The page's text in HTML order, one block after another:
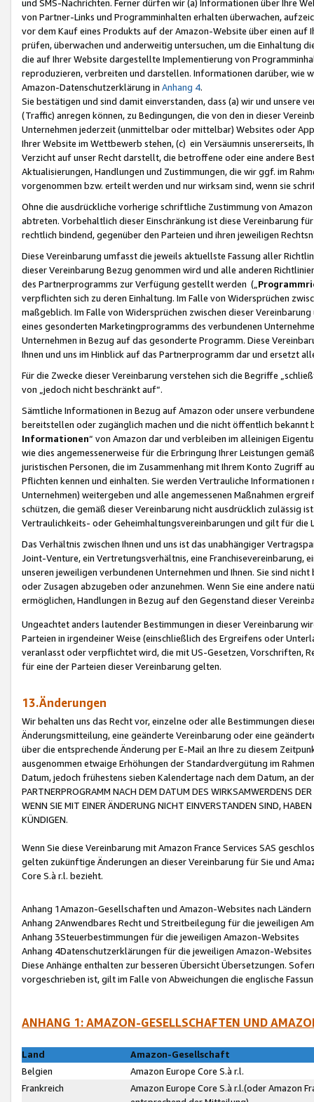
und SMS-Nachrichten. Ferner dürfen wir (a) Informationen über Ihre
von Partner-Links und Programminhalten erhalten überwachen,
vor dem Kauf eines Produkts auf der Amazon-Website über einen
prüfen, überwachen und anderweitig untersuchen, um die Einhaltung
die auf Ihrer Website dargestellte Implementierung von
reproduzieren, verbreiten und darstellen. Informationen darüber, wie
Amazon-Datenschutzerklärung in Anhang 4.
Sie bestätigen und sind damit einverstanden, dass (a) wir und
(Traffic) anregen können, zu Bedingungen, die von den in dieser
Unternehmen jederzeit (unmittelbar oder mittelbar) Websites oder
Ihrer Website im Wettbewerb stehen, (c) ein Versäumnis unsererseits,
Verzicht auf unser Recht darstellt, die betroffene oder eine andere
Aktualisierungen, Handlungen und Zustimmungen, die wir ggf. im
vorgenommen bzw. erteilt werden und nur wirksam sind, wenn sie
Ohne die ausdrückliche vorherige schriftliche Zustimmung von
abtreten. Vorbehaltlich dieser Einschränkung ist diese Vereinbarung
rechtlich bindend, gegenüber den Parteien und ihren jeweiligen
Diese Vereinbarung umfasst die jeweils aktuellste Fassung aller
dieser Vereinbarung Bezug genommen wird und alle anderen
des Partnerprogramms zur Verfügung gestellt werden („
verpflichten sich zu deren Einhaltung. Im Falle von Widersprüchen
maßgeblich. Im Falle von Widersprüchen zwischen dieser
eines gesonderten Marketingprogramms des verbundenen
Unternehmen in Bezug auf das gesonderte Programm. Diese
Ihnen und uns im Hinblick auf das Partnerprogramm dar und ersetzt
Für die Zwecke dieser Vereinbarung verstehen sich die Begriffe
von „jedoch nicht beschränkt auf“.
Sämtliche Informationen in Bezug auf Amazon oder unsere
bereitstellen oder zugänglich machen und die nicht öffentlich
Informationen“ von Amazon dar und verbleiben im alleinigen
wie dies angemessenerweise für die Erbringung Ihrer Leistungen
juristischen Personen, die im Zusammenhang mit Ihrem Konto
Pflichten kennen und einhalten. Sie werden Vertrauliche
Unternehmen) weitergeben und alle angemessenen Maßnahmen
schützen, die gemäß dieser Vereinbarung nicht ausdrücklich zulässig
Vertraulichkeits- oder Geheimhaltungsvereinbarungen und gilt für die
Das Verhältnis zwischen Ihnen und uns ist das unabhängiger
Joint-Venture, ein Vertretungsverhältnis, eine Franchisevereinbarung,
unseren jeweiligen verbundenen Unternehmen und Ihnen. Sie sind
oder Zusagen abzugeben oder anzunehmen. Wenn Sie eine andere
ermöglichen, Handlungen in Bezug auf den Gegenstand dieser
Ungeachtet anders lautender Bestimmungen in dieser Vereinbarung
Parteien in irgendeiner Weise (einschließlich des Ergreifens oder
veranlasst oder verpflichtet wird, die mit US-Gesetzen, Vorschriften,
für eine der Parteien dieser Vereinbarung gelten.
13.Änderungen
Wir behalten uns das Recht vor, einzelne oder alle Bestimmungen
Änderungsmitteilung, eine geänderte Vereinbarung oder eine
über die entsprechende Änderung per E-Mail an Ihre zu diesem
ausgenommen etwaige Erhöhungen der Standardvergütung im
Datum, jedoch frühestens sieben Kalendertage nach dem Datum, an
PARTNERPROGRAMM NACH DEM DATUM DES WIRKSAMWERDENS
WENN SIE MIT EINER ÄNDERUNG NICHT EINVERSTANDEN SIND,
KÜNDIGEN.
Wenn Sie diese Vereinbarung mit Amazon France Services SAS
gelten zukünftige Änderungen an dieser Vereinbarung für Sie und
Core S.à r.l. bezieht.
Anhang 1Amazon-Gesellschaften und Amazon-Websites nach Ländern
Anhang 2Anwendbares Recht und Streitbeilegung für die jeweiligen
Anhang 3Steuerbestimmungen für die jeweiligen Amazon-Websites
Anhang 4Datenschutzerklärungen für die jeweiligen Amazon-Websites
Diese Anhänge enthalten zur besseren Übersicht Übersetzungen.
vorgeschrieben ist, gilt im Falle von Abweichungen die englische
ANHANG 1: AMAZON-GESELLSCHAFTEN UND
Land
Amazon-Gesellschaft
Belgien
Amazon Europe Core S.à r.l.
Frankreich
Amazon Europe Core S.à r.l.(oder Amazon